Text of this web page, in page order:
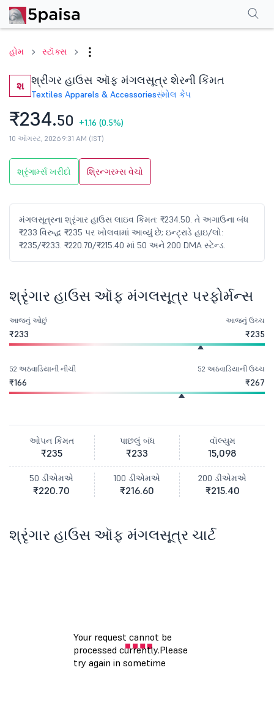
હોમ સ્ટૉક્સ
શ શ્રીંગર હાઉસ ઑફ મંગલસૂત્ર શેરની કિંમત
Textiles Apparels & Accessoriesસ્મોલ કેપ
₹234.50 +1.16 (0.5%)
10 ઑગસ્ટ, 2026 9:31 AM (IST)
શ્રૃંગાર્મ્સ ખરીદો શ્રિન્ગરમ્સ વેચો
મંગલસૂત્રના શ્રૃંગાર હાઉસ લાઇવ કિંમત: ₹234.50. તે અગાઉના બંધ
₹233 વિરુદ્ધ ₹235 પર ખોલવામાં આવ્યું છે; ઇન્ટ્રાડે હાઇ/લો:
₹235/₹233. ₹220.70/₹215.40 માં 50 અને 200 DMA સ્ટેન્ડ.
પરફોર્મન્સફાઇનાન્શિયલ્સ વધુ
શ્રૃંગાર હાઉસ ઑફ મંગલસૂત્ર પરફોર્મન્સ
આજનું ઓછું
₹233
આજનું ઉચ્ચ
₹235
52 અઠવાડિયાની નીચી
₹166
52 અઠવાડિયાની ઉચ્ચ
₹267
ઓપન કિંમત
₹235
પાછલું બંધ
₹233
વૉલ્યુમ
15,098
50 ડીએમએ
₹220.70
100 ડીએમએ
₹216.60
200 ડીએમએ
₹215.40
શ્રૃંગાર હાઉસ ઑફ મંગલસૂત્ર ચાર્ટ